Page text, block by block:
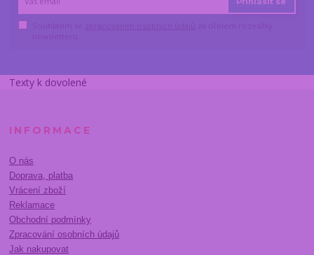
Texty k dovolené
INFORMACE
O nás
Doprava, platba
Vrácení zboží
Reklamace
Obchodní podmínky
Zpracování osobních údajů
Jak nakupovat